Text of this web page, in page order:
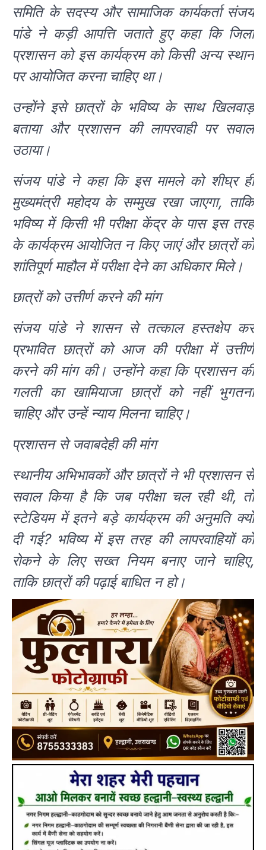
समिति के सदस्य और सामाजिक कार्यकर्ता संजय
पांडे ने कड़ी आपत्ति जताते हुए कहा कि जिला
प्रशासन को इस कार्यक्रम को किसी अन्य स्थान
पर आयोजित करना चाहिए था।
उन्होंने इसे छात्रों के भविष्य के साथ खिलवाड़
बताया और प्रशासन की लापरवाही पर सवाल
उठाया।
संजय पांडे ने कहा कि इस मामले को शीघ्र ही
मुख्यमंत्री महोदय के सम्मुख रखा जाएगा, ताकि
भविष्य में किसी भी परीक्षा केंद्र के पास इस तरह
के कार्यक्रम आयोजित न किए जाएं और छात्रों को
शांतिपूर्ण माहौल में परीक्षा देने का अधिकार मिले।
छात्रों को उत्तीर्ण करने की मांग
संजय पांडे ने शासन से तत्काल हस्तक्षेप कर
प्रभावित छात्रों को आज की परीक्षा में उत्तीर्ण
करने की मांग की। उन्होंने कहा कि प्रशासन की
गलती का खामियाजा छात्रों को नहीं भुगतना
चाहिए और उन्हें न्याय मिलना चाहिए।
प्रशासन से जवाबदेही की मांग
स्थानीय अभिभावकों और छात्रों ने भी प्रशासन से
सवाल किया है कि जब परीक्षा चल रही थी, तो
स्टेडियम में इतने बड़े कार्यक्रम की अनुमति क्यों
दी गई? भविष्य में इस तरह की लापरवाहियों को
रोकने के लिए सख्त नियम बनाए जाने चाहिए,
ताकि छात्रों की पढ़ाई बाधित न हो।